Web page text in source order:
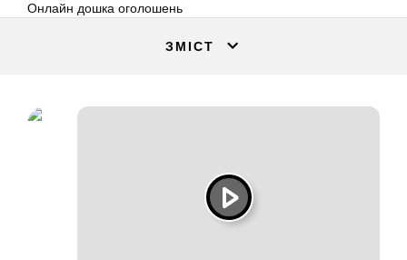
Онлайн дошка оголошень
ЗМІСТ